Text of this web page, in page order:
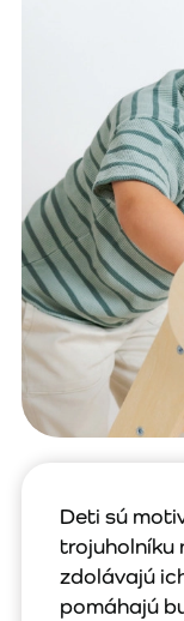
Deti sú
trojuholníku
zdolávajú
pomáhajú